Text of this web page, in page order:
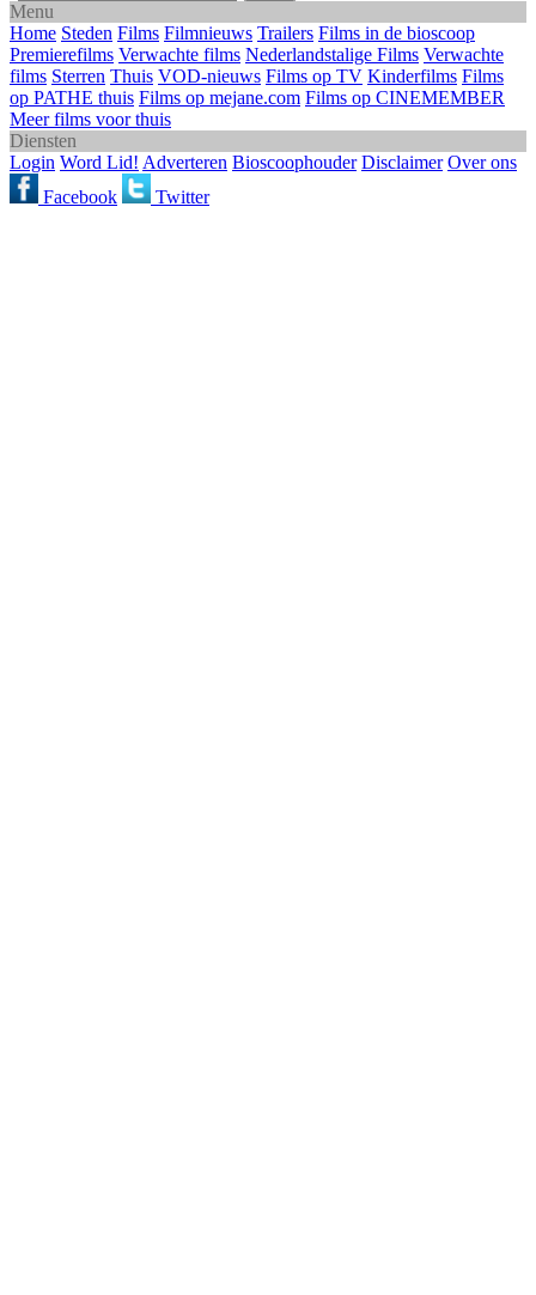
Menu
Home Steden Films Filmnieuws Trailers Films in de bioscoop
Premierefilms Verwachte films Nederlandstalige Films Verwachte
films Sterren Thuis VOD-nieuws Films op TV Kinderfilms Films
op PATHE thuis Films op mejane.com Films op CINEMEMBER
Meer films voor thuis
Diensten
Login Word Lid! Adverteren Bioscoophouder Disclaimer Over ons
Facebook
Twitter